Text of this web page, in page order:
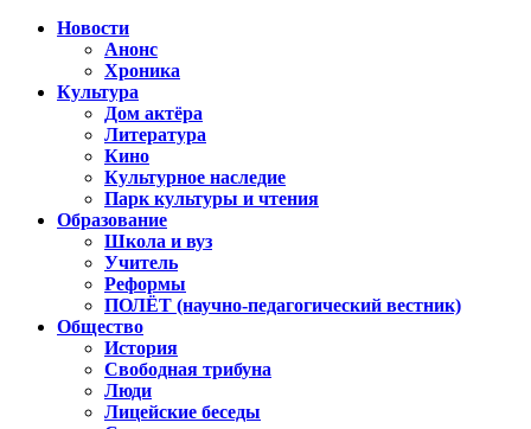
Новости
Анонс
Хроника
Культура
Дом актёра
Литература
Кино
Культурное наследие
Парк культуры и чтения
Образование
Школа и вуз
Учитель
Реформы
ПОЛЁТ (научно-педагогический вестник)
Общество
История
Свободная трибуна
Люди
Лицейские беседы